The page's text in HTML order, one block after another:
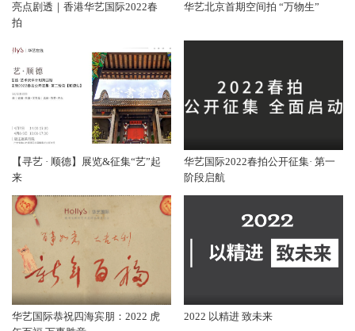
亮点剧透｜香港华艺国际2022春
拍
华艺北京首期空间拍 “万物生”
【寻艺 · 顺德】展览&征集“艺”起
来
华艺国际2022春拍公开征集· 第一
阶段启航
华艺国际恭祝四海宾朋：2022 虎
2022 以精进 致未来